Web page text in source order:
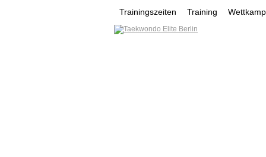
Trainingszeiten Training